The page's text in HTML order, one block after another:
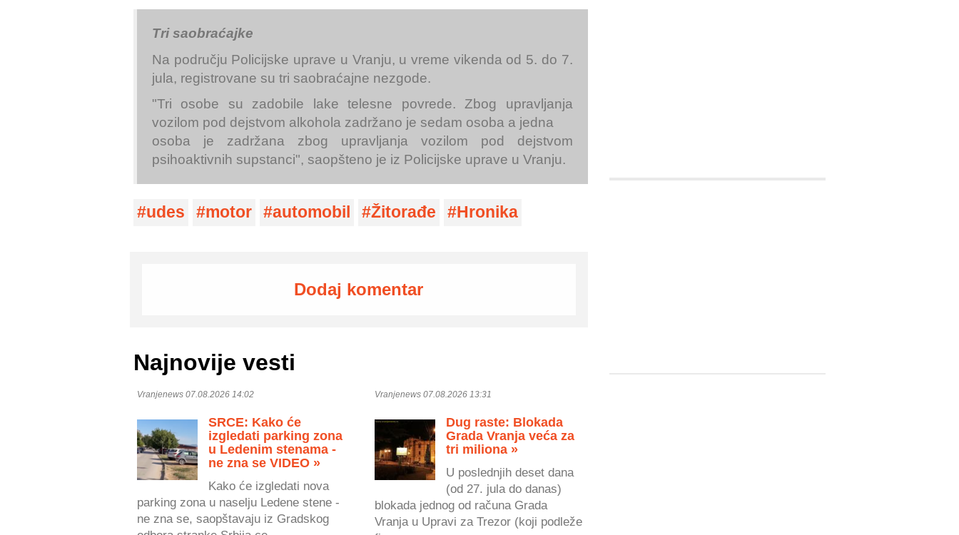
Tri saobraćajke
Na području Policijske uprave u Vranju, u vreme vikenda od 5. do 7.
jula, registrovane su tri saobraćajne nezgode.
"Tri osobe su zadobile lake telesne povrede. Zbog upravljanja
vozilom pod dejstvom alkohola zadržano je sedam osoba a jedna
osoba je zadržana zbog upravljanja vozilom pod dejstvom
psihoaktivnih supstanci", saopšteno je iz Policijske uprave u Vranju.
udes motor automobil Žitorađe Hronika
Dodaj komentar
Najnovije vesti
Vranjenews 07.08.2026 14:02
SRCE: Kako će
izgledati parking zona
u Ledenim stenama -
ne zna se VIDEO »
Kako će izgledati nova
parking zona u naselju Ledene stene -
ne zna se, saopštavaju iz Gradskog
Vranjenews 07.08.2026 13:31
Dug raste: Blokada
Grada Vranja veća za
tri miliona »
U poslednjih deset dana
(od 27. jula do danas)
blokada jednog od računa Grada
Vranja u Upravi za Trezor (koji podleže